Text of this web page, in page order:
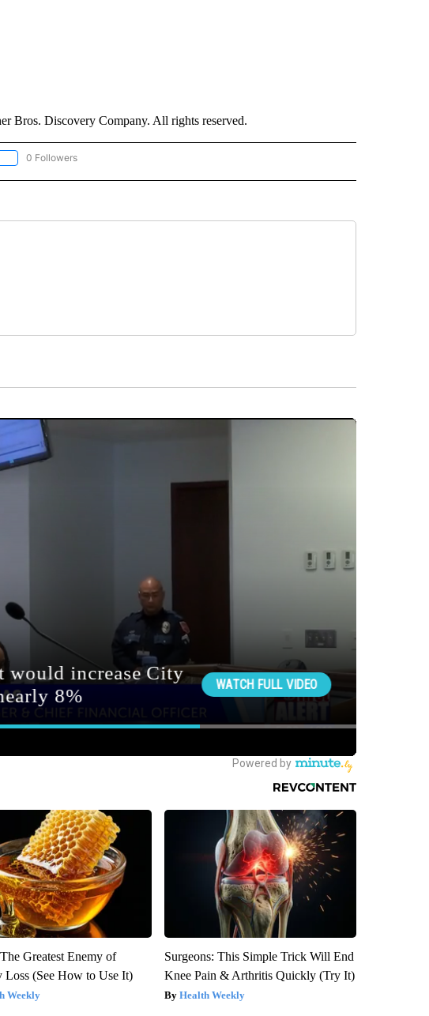
Bros. Discovery Company. All rights reserved.
"CNN - SPANISH" TO RECEIVE NOTIFICATIONS ABOUT NEW PAGES ON "CNN - SPANISH".
0 Followers
Greatest Enemy of
Loss (See How to Use It)
Weekly
Surgeons: This Simple Trick Will End
Knee Pain & Arthritis Quickly (Try It)
Health Weekly